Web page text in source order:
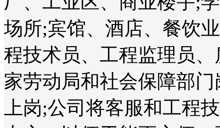
场所;宾馆、酒店、餐饮
程技术员、工程监理员
家劳动局和社会保障部
上岗;公司将客服和工程